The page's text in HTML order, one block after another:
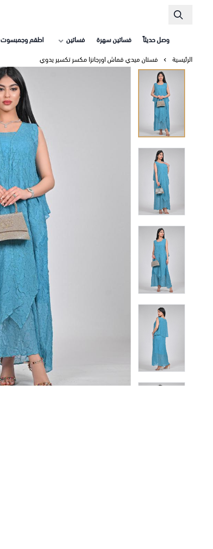
وصل حديثاً فساتين سهرة فساتين اطقم وجمبسوت
الرئيسية
فستان ميدي قماش اورجانزا مكسر تكسير يدوي